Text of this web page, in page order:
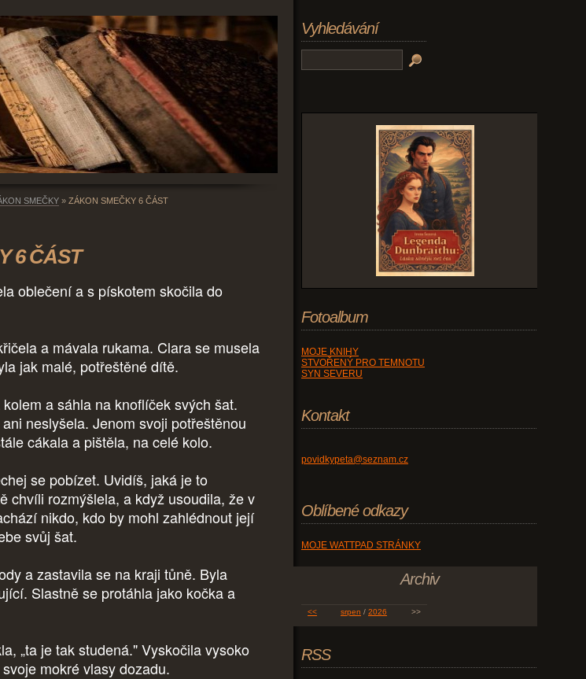
SMEČKY » ZÁKON SMEČKY 6 ČÁST
6 ČÁST
oblečení a s pískotem skočila do
a mávala rukama. Clara se musela
jak malé, potřeštěné dítě.
a sáhla na knoflíček svých šat.
neslyšela. Jenom svoji potřeštěnou
cákala a pištěla, na celé kolo.
se pobízet. Uvidíš, jaká je to
chvíli rozmýšlela, a když usoudila, že v
nikdo, kdo by mohl zahlédnout její
svůj šat.
a zastavila se na kraji tůně. Byla
Slastně se protáhla jako kočka a
„ta je tak studená." Vyskočila vysoko
mokré vlasy dozadu.
Vyhledávání
Fotoalbum
MOJE KNIHY
STVOŘENÝ PRO TEMNOTU
SYN SEVERU
Kontakt
povidkypeta@seznam.cz
Oblíbené odkazy
MOJE WATTPAD STRÁNKY
Archiv
<< srpen / 2026 >>
RSS